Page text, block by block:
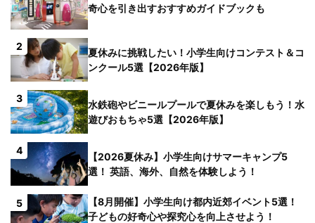
奇心を引き出すおすすめガイドブックも
2
夏休みに挑戦したい！小学生向けコンテスト＆コ
ンクール5選【2026年版】
3
水鉄砲やビニールプールで夏休みを楽しもう！水
遊びおもちゃ5選【2026年版】
4
【2026夏休み】小学生向けサマーキャンプ5
選！ 英語、海外、自然を体験しよう！
5
【8月開催】小学生向け都内近郊イベント5選！
子どもの好奇心や探究心を向上させよう！